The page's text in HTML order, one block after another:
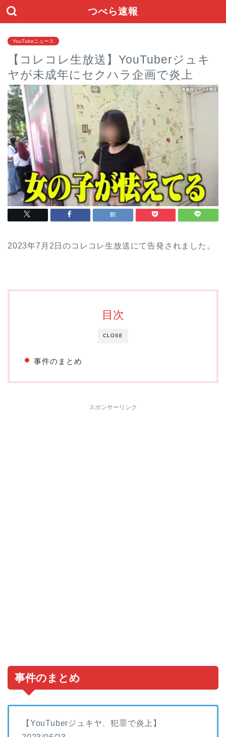
つべら速報
YouTubeニュース
【コレコレ生放送】YouTuberジュキ
ヤが未成年にセクハラ企画で炎上
2023年7月2日のコレコレ生放送にて告発されました。
CLOSE
目次
事件のまとめ
スポンサーリンク
事件のまとめ
【YouTuberジュキヤ、犯罪で炎上】